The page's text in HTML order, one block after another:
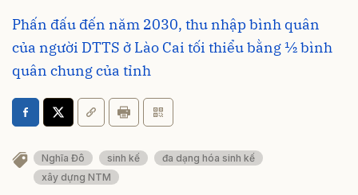
Phấn đấu đến năm 2030, thu nhập bình quân
của người DTTS ở Lào Cai tối thiểu bằng ½ bình
quân chung của tỉnh
Nghĩa Đô sinh kế
đa dạng hóa sinh kế
xây dựng NTM